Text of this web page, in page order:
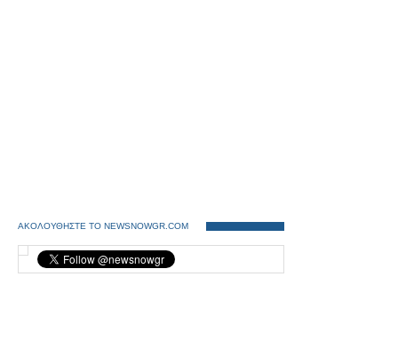
ΑΚΟΛΟΥΘΗΣΤΕ ΤΟ NEWSNOWGR.COM